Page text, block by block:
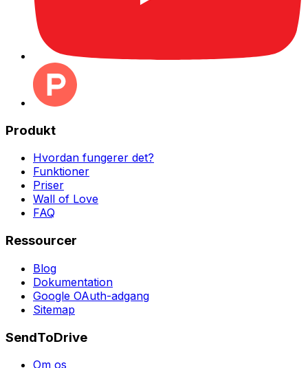
Produkt
Hvordan fungerer det?
Funktioner
Priser
Wall of Love
FAQ
Ressourcer
Blog
Dokumentation
Google OAuth-adgang
Sitemap
SendToDrive
Om os